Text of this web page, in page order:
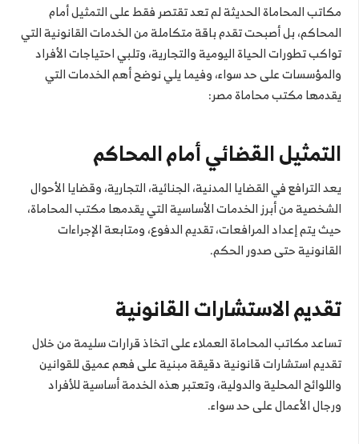
مكاتب المحاماة الحديثة لم تعد تقتصر فقط على التمثيل أمام
المحاكم، بل أصبحت تقدم باقة متكاملة من الخدمات القانونية التي
تواكب تطورات الحياة اليومية والتجارية، وتلبي احتياجات الأفراد
والمؤسسات على حد سواء، وفيما يلي نوضح أهم الخدمات التي
يقدمها مكتب محاماة مصر:
التمثيل القضائي أمام المحاكم
يعد الترافع في القضايا المدنية، الجنائية، التجارية، وقضايا الأحوال
الشخصية من أبرز الخدمات الأساسية التي يقدمها مكتب المحاماة،
حيث يتم إعداد المرافعات، تقديم الدفوع، ومتابعة الإجراءات
القانونية حتى صدور الحكم.
تقديم الاستشارات القانونية
تساعد مكاتب المحاماة العملاء على اتخاذ قرارات سليمة من خلال
تقديم استشارات قانونية دقيقة مبنية على فهم عميق للقوانين
واللوائح المحلية والدولية، وتعتبر هذه الخدمة أساسية للأفراد
ورجال الأعمال على حد سواء.